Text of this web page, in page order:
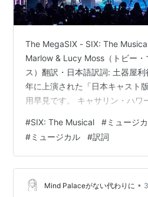
The MegaSIX - SIX: The
Marlow & Lucy Moss（トビー・
ス）翻訳・日本語訳詞: 土器屋
年に上演された「日本キャスト
用早見です。 キャサリン・ハ
your hands! アナ・オブ・クレ
outYou're gonna wanna film this
ャサリン・パーBut…
#SIX: The Musical #ミュージ
#ミュージカル #訳詞
Mind Palaceがない代わりに •